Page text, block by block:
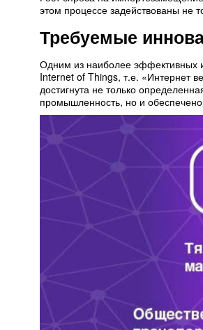
этом процессе задействованы не
Требуемые
Одним из наиболее эффективных
Internet of Things, т.е. «Интернет
достигнута не только
промышленность, но и